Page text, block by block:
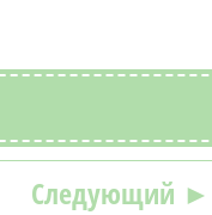
Следующий ►